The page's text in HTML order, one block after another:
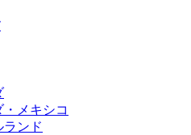
メキシコ
ランド